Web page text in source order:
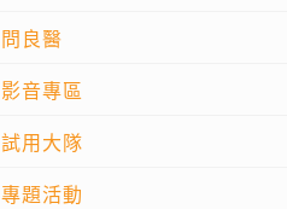
問良醫
影音專區
試用大隊
專題活動